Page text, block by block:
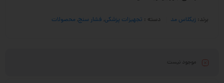
برند: زیکلاس مد دسته : تجهیزات پزشکی فشار سنج محصولات
موجود نیست